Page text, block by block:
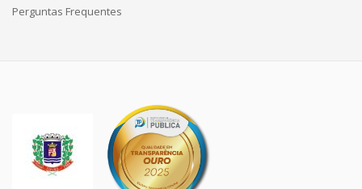
Perguntas Frequentes